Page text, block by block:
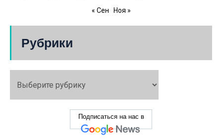
« Сен
Ноя »
Рубрики
Подписаться на нас в